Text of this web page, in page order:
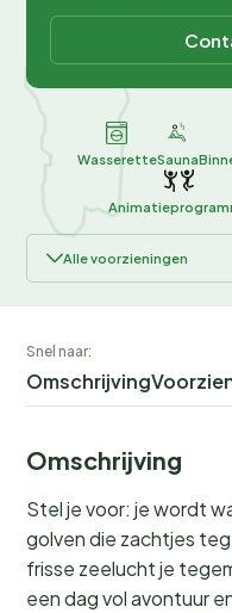
WasseretteSauna
Alle voorzieningen
Snel naar:
Omschrijving
Omschrijving
Stel je voor: je wordt
golven die zachtjes
frisse zeelucht je
een dag vol avontuur